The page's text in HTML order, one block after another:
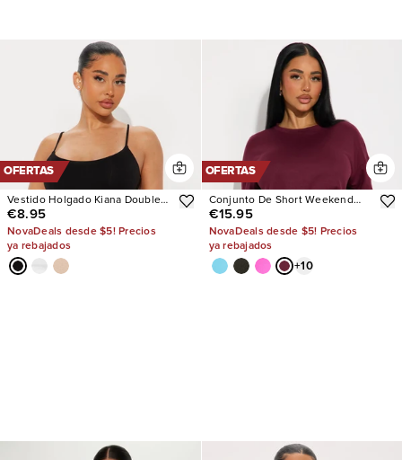
OFERTAS
Vestido Holgado Kiana Double
Lined Jersey
€8.95
NovaDeals desde $5! Precios
ya rebajados
OFERTAS
Conjunto De Short Weekend
Vibes
€15.95
NovaDeals desde $5! Precios
ya rebajados
+10